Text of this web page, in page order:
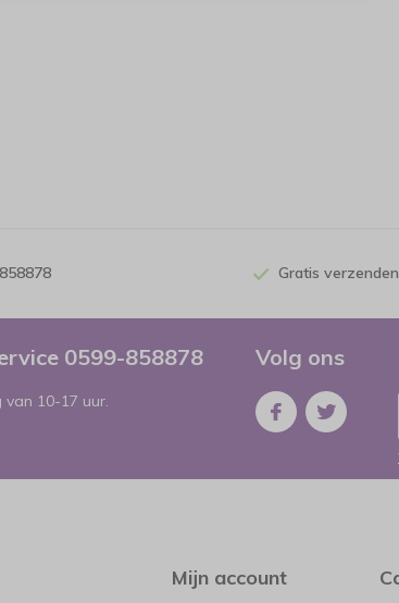
Gratis
0599-858878
10-17 uur.
Volg ons
Mijn account